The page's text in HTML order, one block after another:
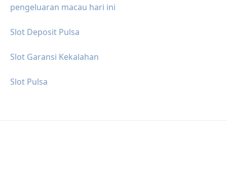
pengeluaran macau hari ini
Slot Deposit Pulsa
Slot Garansi Kekalahan
Slot Pulsa